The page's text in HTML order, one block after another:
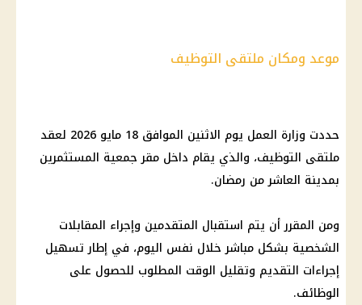
موعد ومكان ملتقى التوظيف
حددت وزارة العمل يوم الاثنين الموافق 18 مايو 2026 لعقد
ملتقى التوظيف، والذي يقام داخل مقر جمعية المستثمرين
بمدينة العاشر من رمضان.
ومن المقرر أن يتم استقبال المتقدمين وإجراء المقابلات
الشخصية بشكل مباشر خلال نفس اليوم، في إطار تسهيل
إجراءات التقديم وتقليل الوقت المطلوب للحصول على
الوظائف.